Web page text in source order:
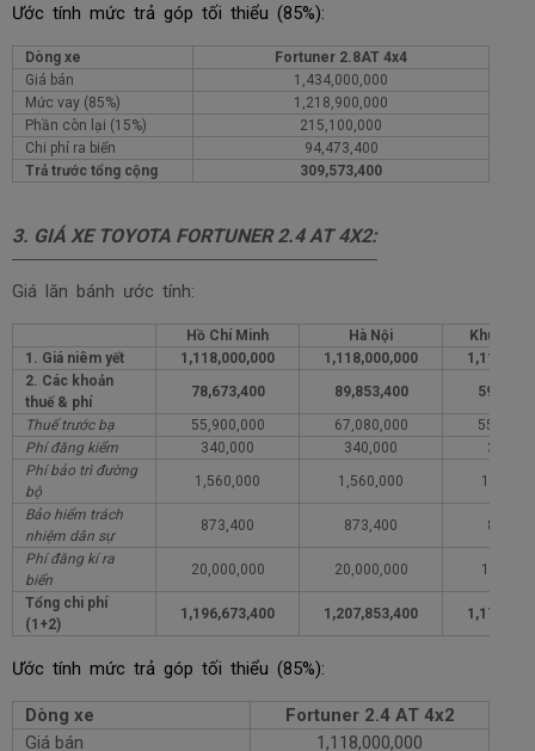
Ước tính mức trả góp tối thiểu (85%):
Dòng xe
Fortuner 2.8AT 4x4
Giá bán
1,434,000,000
Mức vay (85%)
1,218,900,000
Phần còn lại (15%)
215,100,000
Chi phí ra biển
94,473,400
Trả trước tổng cộng
309,573,400
3. GIÁ XE TOYOTA FORTUNER 2.4 AT 4X2:
Giá lăn bánh ước tính:
Hồ Chí Minh Hà Nội
Khu vực
1. Giá niêm yết
1,118,000,000 1,118,000,000
2. Các khoản
thuế & phí
78,673,400 89,853,400
Thuế trước bạ
55,900,000 67,080,000
Phí đăng kiểm
340,000 340,000
Phí bảo trì đường
bộ
1,560,000 1,560,000
Bảo hiểm trách
nhiệm dân sự
873,400 873,400
Phí đăng kí ra
biển
20,000,000 20,000,000
Tổng chi phí
(1+2)
1,196,673,400 1,207,853,400
Ước tính mức trả góp tối thiểu (85%):
Dòng xe
Fortuner 2.4 AT 4x2
Giá bán
1,118,000,000